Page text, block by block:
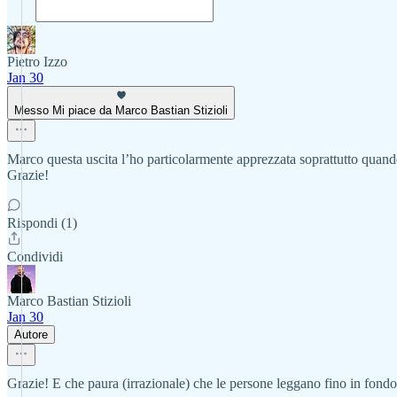
Pietro Izzo
Jan 30
Messo Mi piace da Marco Bastian Stizioli
Marco questa uscita l’ho particolarmente apprezzata soprattutto
Grazie!
Rispondi (1)
Condividi
Marco Bastian Stizioli
Jan 30
Autore
Grazie! E che paura (irrazionale) che le persone leggano fino in